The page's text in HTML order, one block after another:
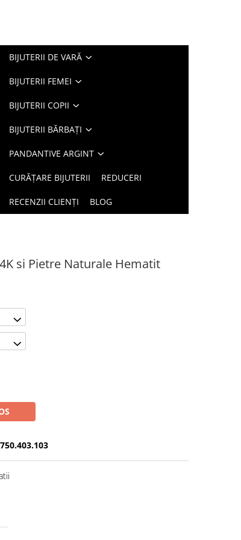
BIJUTERII DE VARĂ
BIJUTERII FEMEI
BIJUTERII COPII
BIJUTERII BĂRBAȚI
PANDANTIVE ARGINT
CURĂȚARE BIJUTERII REDUCERI
RECENZII CLIENȚI BLOG
si Pietre Naturale Hematit